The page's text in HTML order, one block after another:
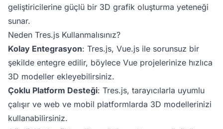
geliştiricilerine güçlü bir 3D grafik oluşturma yeteneği
sunar.
Neden Tres.js Kullanmalısınız?
Kolay Entegrasyon: Tres.js, Vue.js ile sorunsuz bir
şekilde entegre edilir, böylece Vue projelerinize hızlıca
3D modeller ekleyebilirsiniz.
Çoklu Platform Desteği: Tres.js, tarayıcılarla uyumlu
çalışır ve web ve mobil platformlarda 3D modellerinizi
kullanabilirsiniz.